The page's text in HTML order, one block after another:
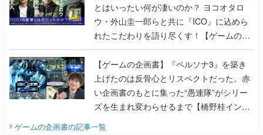
とはいったい何が凄いのか？ ヨコオタロ
ウ・外山圭一郎らと共に『ICO』に込めら
れたこだわりを語り尽くす！【ゲームの企
画書】
【ゲームの企画書】『ペルソナ3』を築き
上げたのは反骨心とリスペクトだった。赤
い企画書のもとに集った“愚連隊”がシリー
ズを生まれ変わらせるまで【橋野桂インタ
ビュー】
ゲームの企画書の記事一覧